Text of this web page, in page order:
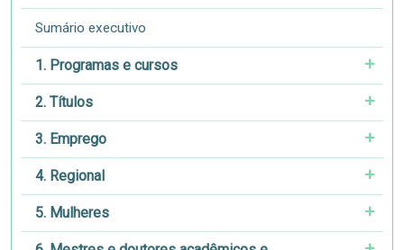
Sumário executivo
1. Programas e cursos
2. Títulos
3. Emprego
4. Regional
5. Mulheres